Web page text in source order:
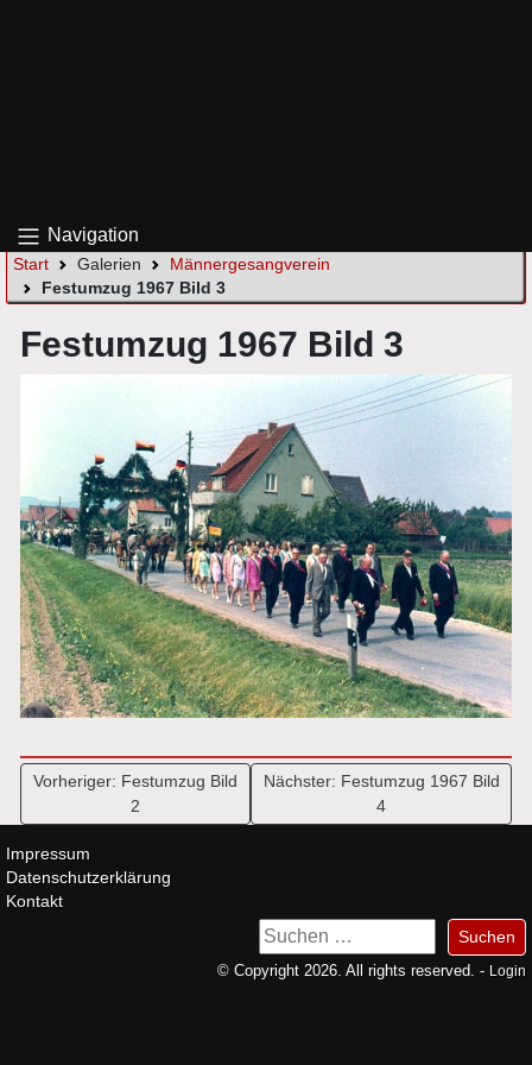
Navigation
Start Galerien
Männergesangverein
Festumzug 1967 Bild 3
Festumzug 1967 Bild 3
Beitragsnavigation
Vorheriger: Festumzug Bild
2
Nächster: Festumzug 1967 Bild
4
Impressum
Datenschutzerklärung
Kontakt
Suchen
nach:
© Copyright 2026. All rights reserved. - Login